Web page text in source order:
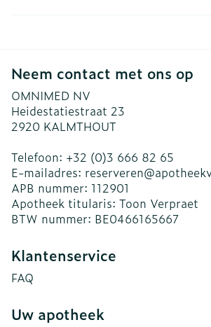
Neem contact met ons op
OMNIMED NV
Heidestatiestraat 23
2920 KALMTHOUT
Telefoon: +32 (0)3 666 82 65
E-mailadres: reserveren@
APB nummer: 112901
Apotheek titularis: Toon Verpraet
BTW nummer: BE0466165667
Klantenservice
FAQ
Uw apotheek